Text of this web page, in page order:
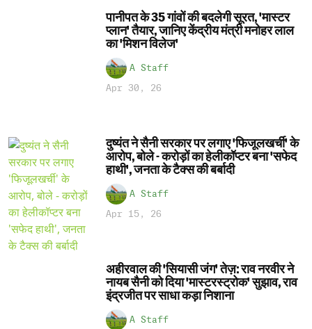
पानीपत के 35 गांवों की बदलेगी सूरत, 'मास्टर
प्लान' तैयार, जानिए केंद्रीय मंत्री मनोहर लाल
का 'मिशन विलेज'
A Staff
Apr 30, 26
दुष्यंत ने सैनी सरकार पर लगाए 'फिजूलखर्ची' के
आरोप, बोले - करोड़ों का हेलीकॉप्टर बना 'सफेद
हाथी', जनता के टैक्स की बर्बादी
A Staff
Apr 15, 26
अहीरवाल की 'सियासी जंग' तेज़: राव नरवीर ने
नायब सैनी को दिया 'मास्टरस्ट्रोक' सुझाव, राव
इंद्रजीत पर साधा कड़ा निशाना
A Staff